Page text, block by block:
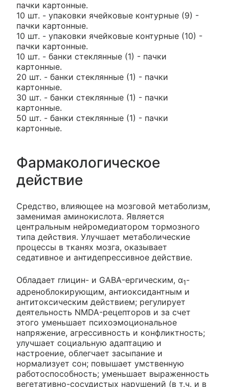
пачки картонные.
10 шт. - упаковки ячейковые контурные (9) -
пачки картонные.
10 шт. - упаковки ячейковые контурные (10) -
пачки картонные.
10 шт. - банки стеклянные (1) - пачки
картонные.
20 шт. - банки стеклянные (1) - пачки
картонные.
30 шт. - банки стеклянные (1) - пачки
картонные.
50 шт. - банки стеклянные (1) - пачки
картонные.
Фармакологическое
действие
Средство, влияющее на мозговой метаболизм,
заменимая аминокислота. Является
центральным нейромедиатором тормозного
типа действия. Улучшает метаболические
процессы в тканях мозга, оказывает
седативное и антидепрессивное действие.
Обладает глицин- и GABA-ергическим, α1-
адреноблокирующим, антиоксидантным и
антитоксическим действием; регулирует
деятельность NMDA-рецепторов и за счет
этого уменьшает психоэмоциональное
напряжение, агрессивность и конфликтность;
улучшает социальную адаптацию и
настроение, облегчает засыпание и
нормализует сон; повышает умственную
работоспособность; уменьшает выраженность
вегетативно-сосудистых нарушений (в т.ч. и в